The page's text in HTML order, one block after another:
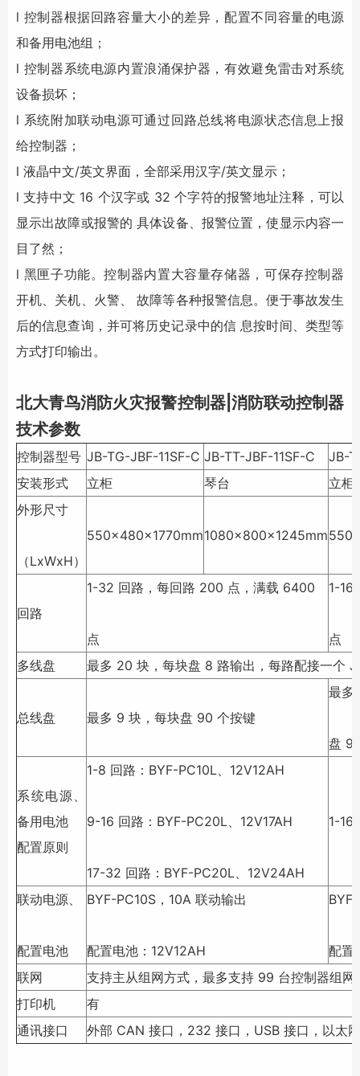
l 控制器根据回路容量大小的差异，配置不同容量的电源
和备用电池组；
l 控制器系统电源内置浪涌保护器，有效避免雷击对系统
设备损坏；
l 系统附加联动电源可通过回路总线将电源状态信息上报
给控制器；
l 液晶中文/英文界面，全部采用汉字/英文显示；
l 支持中文 16 个汉字或 32 个字符的报警地址注释，可以
显示出故障或报警的 具体设备、报警位置，使显示内容一
目了然；
l 黑匣子功能。控制器内置大容量存储器，可保存控制器
开机、关机、火警、 故障等各种报警信息。便于事故发生
后的信息查询，并可将历史记录中的信 息按时间、类型等
方式打印输出。
北大青鸟消防火灾报警控制器|消防联动控制器
技术参数
控制器型号 JB-TG-JBF-11SF-C JB-TT-JBF-11SF-C
JB-
安装形式
立柜 琴台
立柜
外形尺寸
（LxWxH）
550x480x1770mm1080x800x1245mm
回路
1-32 回路，每回路 200 点，满载 6400
点
1-16
点
多线盘
最多 20 块，每块盘 8 路输出，每路配接一个
总线盘 最多 9 块，每块盘 90 个按键
最多
盘
系统电源、
备用电池
配置原则
1-8 回路：BYF-PC10L、12V12AH
9-16 回路：BYF-PC20L、12V17AH
17-32 回路：BYF-PC20L、12V24AH
1-16
联动电源、
配置电池
BYF-PC10S，10A 联动输出
配置电池：12V12AH
配置
联网
支持主从组网方式，最多支持 99 台控制器组网
打印机
有
通讯接口
外部 CAN 接口，232 接口，USB 接口，以太